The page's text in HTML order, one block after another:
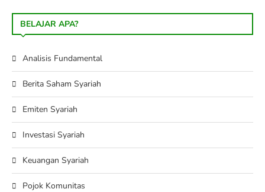
BELAJAR APA?
Analisis Fundamental
Berita Saham Syariah
Emiten Syariah
Investasi Syariah
Keuangan Syariah
Pojok Komunitas